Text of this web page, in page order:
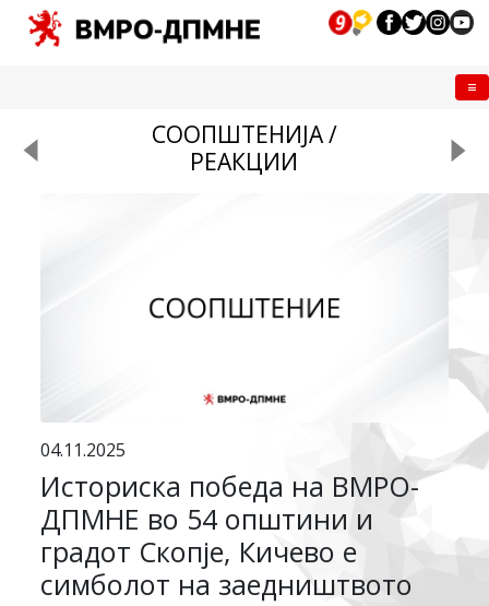
СООПШТЕНИЈА /
РЕАКЦИИ
04.11.2025
Историска победа на ВМРО-
ДПМНЕ во 54 општини и
градот Скопје, Кичево е
симболот на заедништвото